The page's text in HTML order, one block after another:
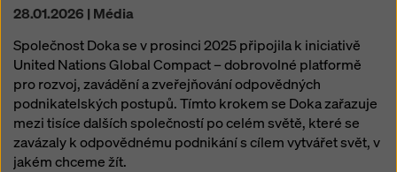
28.01.2026 | Média
Společnost Doka se v prosinci 2025 připojila k iniciativě
United Nations Global Compact – dobrovolné platformě
pro rozvoj, zavádění a zveřejňování odpovědných
podnikatelských postupů. Tímto krokem se Doka zařazuje
mezi tisíce dalších společností po celém světě, které se
zavázaly k odpovědnému podnikání s cílem vytvářet svět, v
jakém chceme žít.